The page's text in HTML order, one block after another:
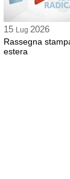
15 Lug 2026
Rassegna
estera